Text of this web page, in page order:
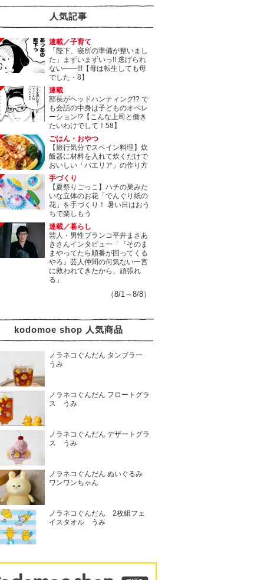
人気記事
連載／子育て
「陛下、寝所の準備が整いまし
た」まずいまずいっ!! 逃げられ
ない――!!!【母は転生しても母
でした・8】
連載
部長がヘッドハンティング!? で
も会話の中身は子どものオペレ
ーション!?【こんな上司と働き
たいわけでして！58】
ごはん・おやつ
【旅行気分でスペイン料理】炊
飯器に材料を入れて炊くだけで
おいしい「パエリア」の作り方
手づくり
【夏祭りごっこ】ハチの巣みた
いな立体のお花「でんぐり紙の
花」を手づくり！ 暑い日はおう
ちで楽しもう
連載／暮らし
芸人・男性ブランコ平井まさあ
きさんインタビュー「『そのま
まやってたら順番が回ってくる
やろ』芸人仲間の何気ない一言
に救われてきたから、頑張れ
る」
（8/1～8/8）
kodomoe shop 人気商品
ノラネコぐんだん タンブラー
うみ
ノラネコぐんだん フロートグラ
ス うみ
ノラネコぐんだん デザートグラ
ス うみ
ノラネコぐんだん ぬいぐるみ
ワンワンちゃん
ノラネコぐんだん 2枚組フェ
イスタオル うみ